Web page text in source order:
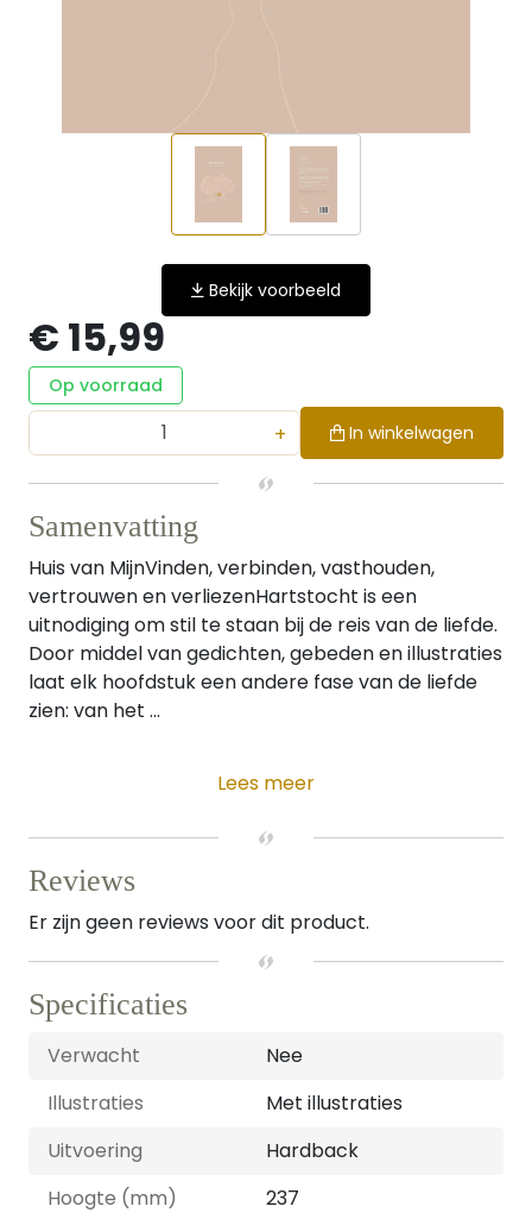
Bekijk voorbeeld
€ 15,99
Op voorraad
+ In winkelwagen
Samenvatting
Huis van MijnVinden, verbinden, vasthouden,
vertrouwen en verliezenHartstocht is een
uitnodiging om stil te staan bij de reis van de liefde.
Door middel van gedichten, gebeden en illustraties
laat elk hoofdstuk een andere fase van de liefde
zien: van het ...
Lees meer
Reviews
Er zijn geen reviews voor dit product.
Specificaties
Verwacht
Nee
Illustraties
Met illustraties
Uitvoering
Hardback
Hoogte (mm)
237